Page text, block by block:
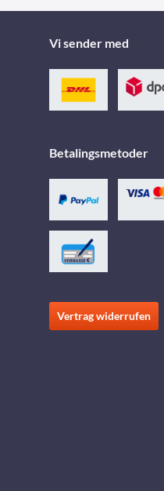
Vi sender med
Betalingsmetoder
Vertrag widerrufen